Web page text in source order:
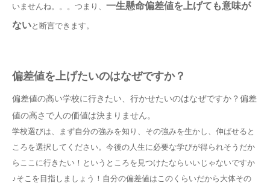
いませんね。。。つまり、 一生懸命偏差値を上げても意味が
ないと断言できます。
偏差値を上げたいのはなぜですか？
偏差値の高い学校に行きたい、行かせたいのはなぜですか？偏差
値の高さで人の価値は決まりません。
学校選びは、まず自分の強みを知り、その強みを生かし、伸ばせると
ころを選択してください。今後の人生に必要な学びが得られそうだか
らここに行きたい！というところを見つけたならいいじゃないですか
♪そこを目指しましょう！自分の偏差値はこのくらいだから大体その